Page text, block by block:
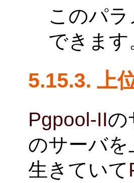
このパ
できます
5.15.3. 上
Pgpool-IIの
のサーバ
生きていて